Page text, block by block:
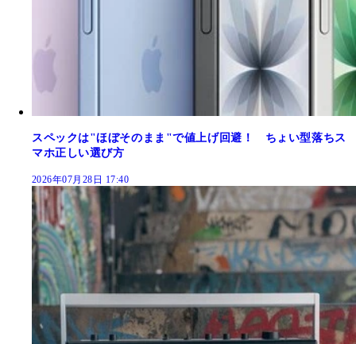
スペックは"ほぼそのまま"で値上げ回避！ ちょい型落ちス
マホ正しい選び方
2026年07月28日 17:40